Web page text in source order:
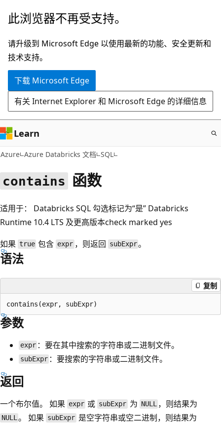
跳
主
要
内
此浏览器不再受支持。
请升级到 Microsoft Edge 以使用最新的功能、安全更新和
技术支持。
下载 Microsoft Edge
有关 Internet Explorer 和 Microsoft Edge 的详细信息
Learn
Azure Azure Databricks 文档 SQL
contains 函数
适用于： Databricks SQL 勾选标记为“是” Databricks
Runtime 10.4 LTS 及更高版本check marked yes
如果 true 包含 expr，则返回 subExpr。
语法
复制
参数
expr ：要在其中搜索的字符串或二进制文件。
subExpr ：要搜索的字符串或二进制文件。
返回
一个布尔值。 如果 expr 或 subExpr 为 NULL ，则结果为
NULL。 如果 subExpr 是空字符串或空二进制，则结果为